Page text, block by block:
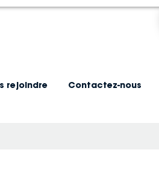
rejoindre Contactez-nous